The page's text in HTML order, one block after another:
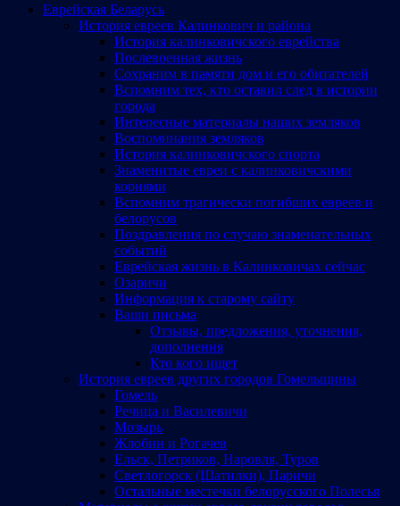
Еврейская Беларусь
История евреев Калинкович и района
История калинковичского еврейства
Послевоенная жизнь
Сохраним в памяти дом и его обитателей
Вспомним тех, кто оставил след в истории
города
Интересные материалы наших земляков
Воспоминания земляков
История калинковичского спорта
Знаменитые евреи с калинковичскими
корнями
Вспомним трагически погибших евреев и
белорусов
Поздравления по случаю знаменательных
событий
Еврейская жизнь в Калинковичах сейчас
Озаричи
Информация к старому сайту
Ваши письма
Отзывы, предложения, уточнения,
дополнения
Кто кого ищет
История евреев других городов Гомельщины
Гомель
Речица и Василевичи
Мозырь
Жлобин и Рогачев
Ельск, Петриков, Наровля, Туров
Светлогорск (Шатилки), Паричи
Остальные местечки белорусского Полесья